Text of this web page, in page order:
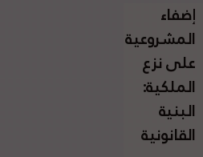
إضفاء
المشروعية
على نزع
الملكية:
البنية
القانونية